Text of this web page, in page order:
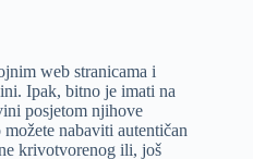
web stranicama i
Ipak, bitno je imati na
posjetom njihove
nabaviti autentičan
krivotvorenog ili, još